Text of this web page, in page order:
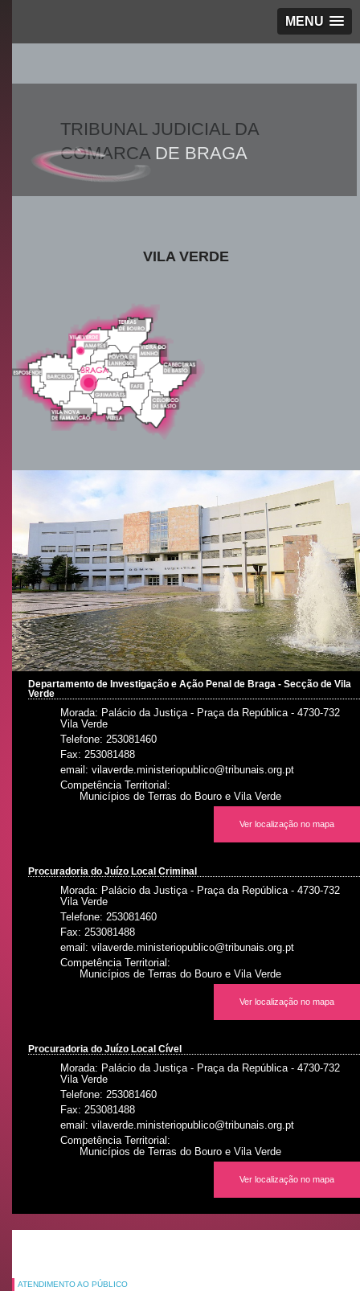
MENU
TRIBUNAL JUDICIAL DA
COMARCADE BRAGA
VILA VERDE
Departamento de Investigação e Ação Penal de Braga - Secção de Vila
Verde
Morada: Palácio da Justiça - Praça da República - 4730-732
Vila Verde
Telefone: 253081460
Fax: 253081488
email: vilaverde.ministeriopublico@tribunais.org.pt
Competência Territorial:
Municípios de Terras do Bouro e Vila Verde
Ver localização no mapa
Procuradoria do Juízo Local Criminal
Morada: Palácio da Justiça - Praça da República - 4730-732
Vila Verde
Telefone: 253081460
Fax: 253081488
email: vilaverde.ministeriopublico@tribunais.org.pt
Competência Territorial:
Municípios de Terras do Bouro e Vila Verde
Ver localização no mapa
Procuradoria do Juízo Local Cível
Morada: Palácio da Justiça - Praça da República - 4730-732
Vila Verde
Telefone: 253081460
Fax: 253081488
email: vilaverde.ministeriopublico@tribunais.org.pt
Competência Territorial:
Municípios de Terras do Bouro e Vila Verde
Ver localização no mapa
ATENDIMENTO AO PÚBLICO